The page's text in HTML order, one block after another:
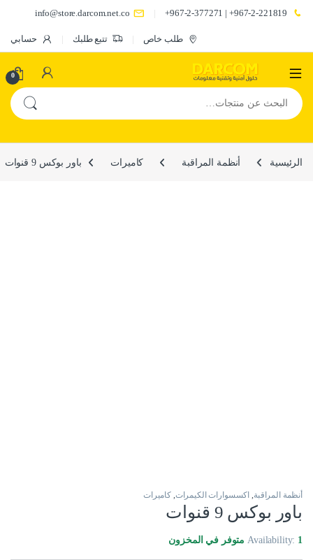
967-2-221819+ | 967-2-377271+
info@store.darcom.net.co
طلب خاص تتبع طلبك حسابي
0
البحث عن:
الرئيسية أنظمة المراقبة كاميرات باور بوكس 9 قنوات
أنظمة المراقبة اكسسوارات الكيمرات كاميرات
باور بوكس 9 قنوات
Availability: 1 متوفر في المخزون